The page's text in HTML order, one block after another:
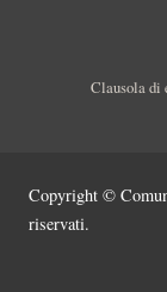
Clausola di
Copyright ©
riservati.